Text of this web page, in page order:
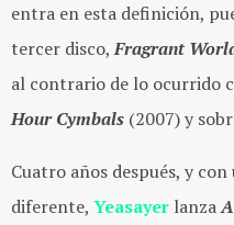
entra en esta definición,
tercer disco,Fragrant
al contrario de lo ocurrido
Hour Cymbals (2007) y
Cuatro años después, y
diferente, Yeasayer lanza